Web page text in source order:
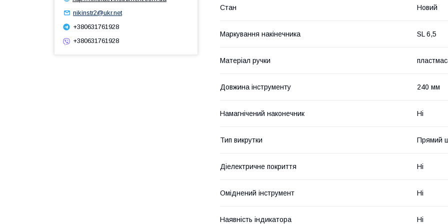
Стан Новий
Маркування накінечника SL 6,5
Матеріал ручки
Довжина інструменту 240 мм
Намагнічений наконечник Ні
Тип викрутки Прямий
Діелектричне покриття Ні
Оміднений інструмент Ні
Наявність індикатора Ні
nikinstr2@ukr.net
+380631761928
+380631761928